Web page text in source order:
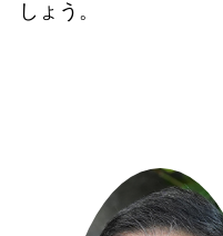
しょう。